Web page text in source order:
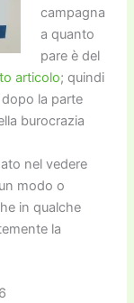
campagna
a quanto
pare è del
articolo; quindi
la parte
burocrazia
nel vedere
modo o
in qualche
la